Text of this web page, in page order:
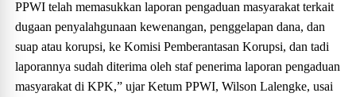
PPWI telah memasukkan laporan pengaduan masyarakat terkait
dugaan penyalahgunaan kewenangan, penggelapan dana, dan
suap atau korupsi, ke Komisi Pemberantasan Korupsi, dan tadi
laporannya sudah diterima oleh staf penerima laporan pengaduan
masyarakat di KPK,” ujar Ketum PPWI, Wilson Lalengke, usai